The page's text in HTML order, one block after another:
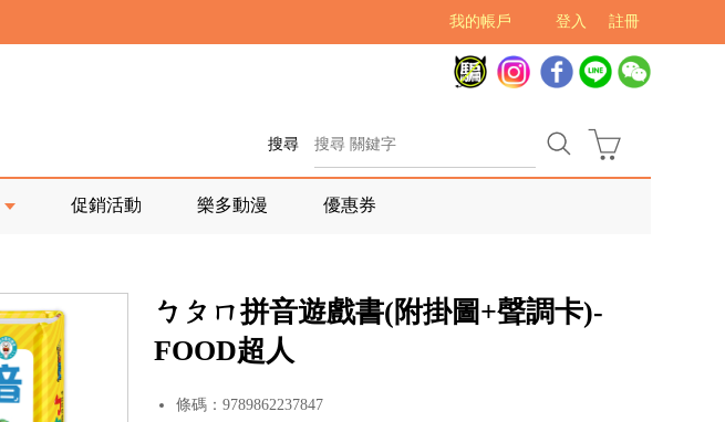
註冊
登入
我的帳戶
搜尋
促銷活動 樂多動漫 優惠券
ㄅㄆㄇ拼音遊戲書(附掛圖+聲調卡)-
FOOD超人
條碼：9789862237847